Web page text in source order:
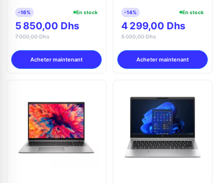
-16% En stock
5 850,00 Dhs
7 000,00 Dhs
Acheter maintenant
-14% En stock
4 299,00 Dhs
5 000,00 Dhs
Acheter maintenant